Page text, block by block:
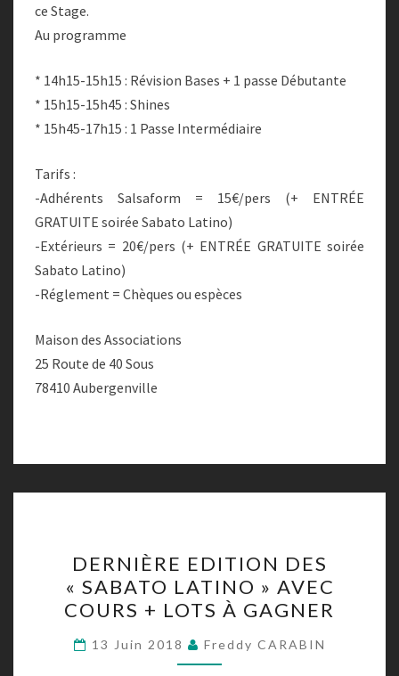
ce Stage.
Au programme
* 14h15-15h15 : Révision Bases + 1 passe Débutante
* 15h15-15h45 : Shines
* 15h45-17h15 : 1 Passe Intermédiaire
Tarifs :
-Adhérents Salsaform = 15€/pers (+ ENTRÉE
GRATUITE soirée Sabato Latino)
-Extérieurs = 20€/pers (+ ENTRÉE GRATUITE soirée
Sabato Latino)
-Réglement = Chèques ou espèces
Maison des Associations
25 Route de 40 Sous
78410 Aubergenville
EDITION
DES
« SABATO
LATINO »
AVEC
DERNIÈRE EDITION DES
« SABATO LATINO » AVEC
COURS + LOTS À GAGNER
13 Juin 2018 Freddy CARABIN